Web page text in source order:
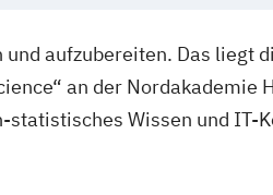
aufzubereiten. Das liegt
an der Nordakademie
Wissen und IT-